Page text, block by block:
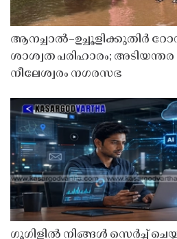
ആനച്ചാൽ–ഉച്ചൂളിക്കുതിർ
ശാശ്വത പരിഹാരം;
നീലേശ്വരം നഗരസഭ
ഗൂഗിളിൽ നിങ്ങൾ സെർച്ച്